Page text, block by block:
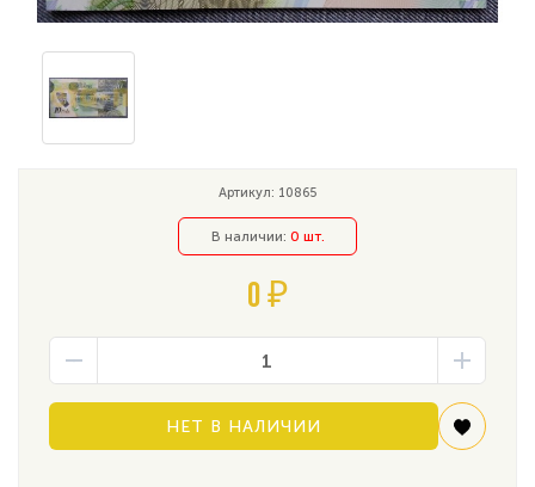
Артикул: 10865
В наличии: 0 шт.
0 ₽
НЕТ В НАЛИЧИИ